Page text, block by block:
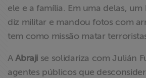
ele e a família. Em uma delas,
diz militar e mandou fotos com
tem como missão matar
AAbraji se solidariza com Julián
agentes públicos que